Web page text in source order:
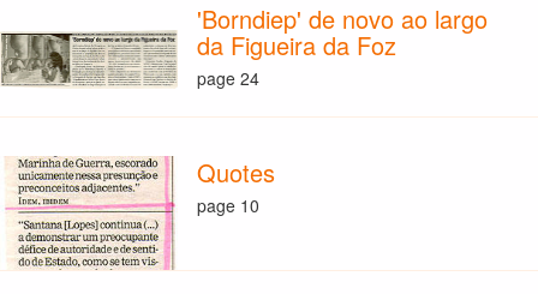
'Borndiep' de novo ao largo
da Figueira da Foz
page 24
Quotes
page 10